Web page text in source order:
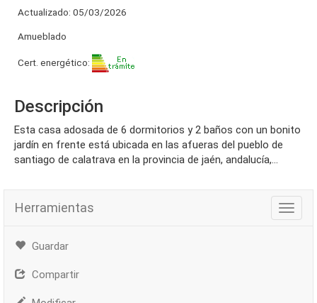
Actualizado: 05/03/2026
Amueblado
Cert. energético:
Descripción
esta casa adosada de 6 dormitorios y 2 baños con un bonito
jardín en frente está ubicada en las afueras del pueblo de
santiago de calatrava en la provincia de jaén, andalucía,...
Herramientas
Guardar
Compartir